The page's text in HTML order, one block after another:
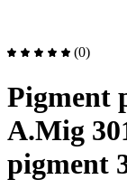
(0)
Pigment
A.Mig
pigment